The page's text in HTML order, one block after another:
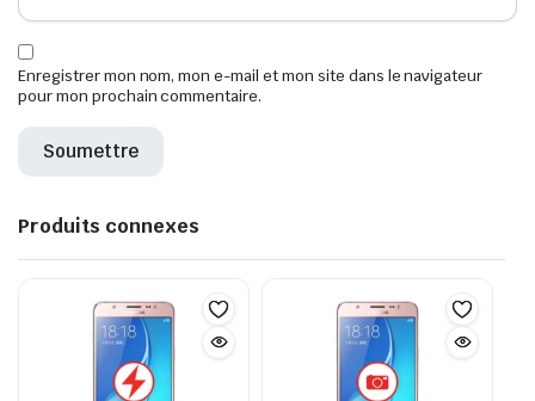
Enregistrer mon nom, mon e-mail et mon site dans le navigateur
pour mon prochain commentaire.
Produits connexes